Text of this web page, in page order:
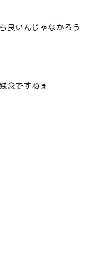
良いんじゃなかろう
念ですねぇ